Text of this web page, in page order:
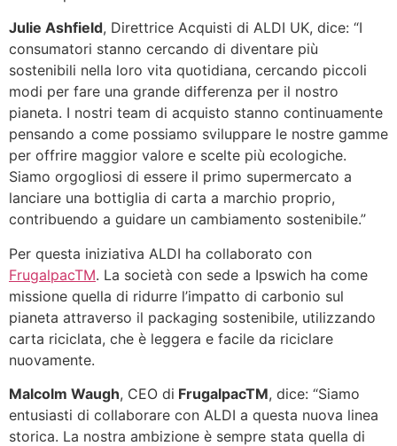
Julie Ashfield, Direttrice Acquisti di ALDI UK, dice: “I
consumatori stanno cercando di diventare più
sostenibili nella loro vita quotidiana, cercando piccoli
modi per fare una grande differenza per il nostro
pianeta. I nostri team di acquisto stanno continuamente
pensando a come possiamo sviluppare le nostre gamme
per offrire maggior valore e scelte più ecologiche.
Siamo orgogliosi di essere il primo supermercato a
lanciare una bottiglia di carta a marchio proprio,
contribuendo a guidare un cambiamento sostenibile.”
Per questa iniziativa ALDI ha collaborato con
FrugalpacTM. La società con sede a Ipswich ha come
missione quella di ridurre l’impatto di carbonio sul
pianeta attraverso il packaging sostenibile, utilizzando
carta riciclata, che è leggera e facile da riciclare
nuovamente.
Malcolm Waugh, CEO di FrugalpacTM, dice: “Siamo
entusiasti di collaborare con ALDI a questa nuova linea
storica. La nostra ambizione è sempre stata quella di